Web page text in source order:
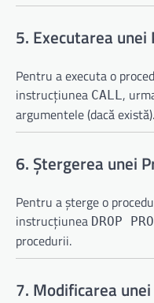
5. Executarea
Pentru a executa o
instrucțiunea CALL,
argumentele (dacă există).
6. Ștergerea unei
Pentru a șterge o
instrucțiunea DROP
procedurii.
7. Modificarea